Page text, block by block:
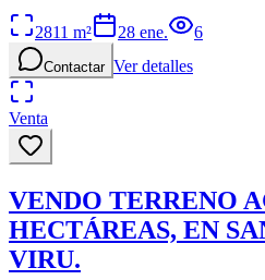
2811 m² 28 ene. 6
Contactar Ver detalles
Venta
VENDO TERRENO
HECTÁREAS, EN
VIRU.